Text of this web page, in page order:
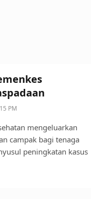
PM
mengeluarkan
campak bagi tenaga
peningkatan kasus